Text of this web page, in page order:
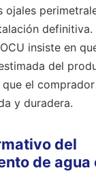
ojales
definitiva.
insiste en
del
el
y duradera.
del
de agua